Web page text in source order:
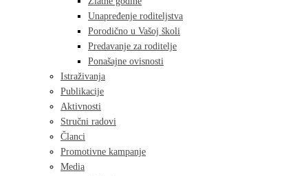
Unapređenje roditeljstva
Porodično u Vašoj školi
Predavanje za roditelje
Ponašajne ovisnosti
Istraživanja
Publikacije
Aktivnosti
Stručni radovi
Članci
Promotivne kampanje
Media